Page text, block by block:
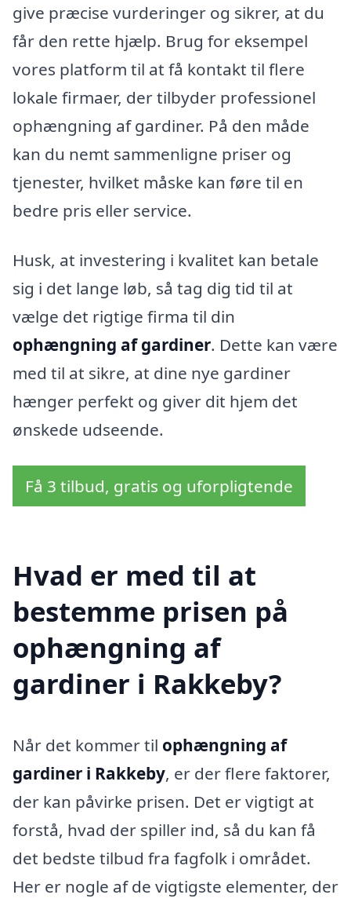
give præcise vurderinger og sikrer, at du
får den rette hjælp. Brug for eksempel
vores platform til at få kontakt til flere
lokale firmaer, der tilbyder professionel
ophængning af gardiner. På den måde
kan du nemt sammenligne priser og
tjenester, hvilket måske kan føre til en
bedre pris eller service.
Husk, at investering i kvalitet kan betale
sig i det lange løb, så tag dig tid til at
vælge det rigtige firma til din
ophængning af gardiner. Dette kan være
med til at sikre, at dine nye gardiner
hænger perfekt og giver dit hjem det
ønskede udseende.
Få 3 tilbud, gratis og uforpligtende
Hvad er med til at
bestemme prisen på
ophængning af
gardiner i Rakkeby?
Når det kommer til ophængning af
gardiner i Rakkeby, er der flere faktorer,
der kan påvirke prisen. Det er vigtigt at
forstå, hvad der spiller ind, så du kan få
det bedste tilbud fra fagfolk i området.
Her er nogle af de vigtigste elementer, der